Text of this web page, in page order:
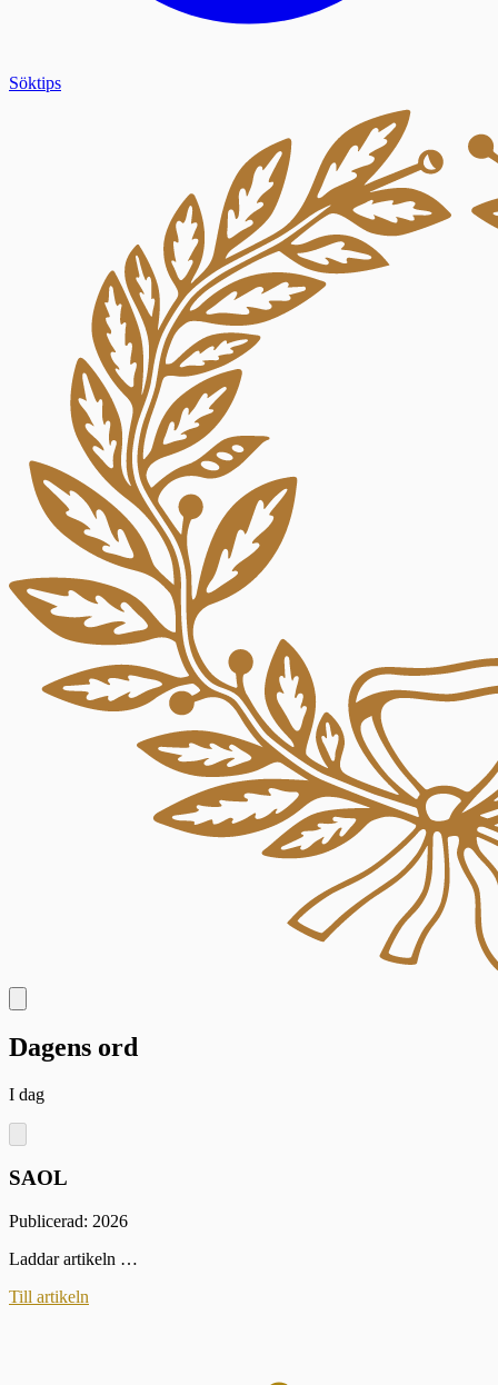
Söktips
Dagens ord
I dag
SAOL
Publicerad: 2026
Laddar artikeln …
Till artikeln